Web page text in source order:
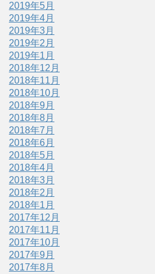
2019年5月
2019年4月
2019年3月
2019年2月
2019年1月
2018年12月
2018年11月
2018年10月
2018年9月
2018年8月
2018年7月
2018年6月
2018年5月
2018年4月
2018年3月
2018年2月
2018年1月
2017年12月
2017年11月
2017年10月
2017年9月
2017年8月